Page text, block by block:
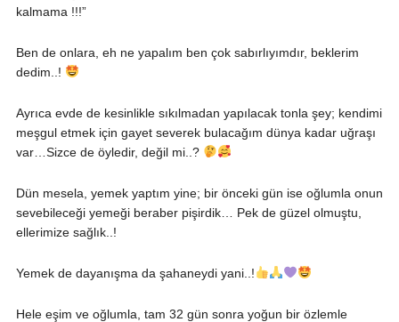
kalmama !!!”
Ben de onlara, eh ne yapalım ben çok sabırlıyımdır, beklerim
dedim..!
Ayrıca evde de kesinlikle sıkılmadan yapılacak tonla şey; kendimi
meşgul etmek için gayet severek bulacağım dünya kadar uğraşı
var…Sizce de öyledir, değil mi..?
Dün mesela, yemek yaptım yine; bir önceki gün ise oğlumla onun
sevebileceği yemeği beraber pişirdik… Pek de güzel olmuştu,
ellerimize sağlık..!
Yemek de dayanışma da şahaneydi yani..!
Hele eşim ve oğlumla, tam 32 gün sonra yoğun bir özlemle